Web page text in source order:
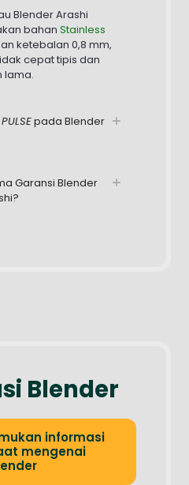
Blender Arashi
bahan Stainless
ketebalan 0,8 mm,
cepat tipis dan
lama.
PULSEpada Blender
Garansi Blender
Blender
informasi
mengenai